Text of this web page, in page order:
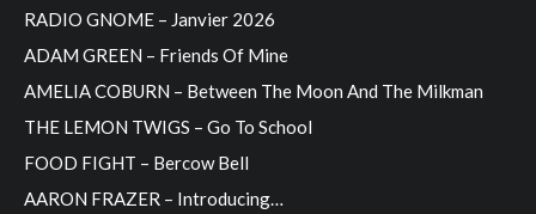
RADIO GNOME – Janvier 2026
ADAM GREEN – Friends Of Mine
AMELIA COBURN – Between The Moon And The Milkman
THE LEMON TWIGS – Go To School
FOOD FIGHT – Bercow Bell
AARON FRAZER – Introducing…